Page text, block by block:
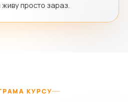
живу просто зараз.
КУРСУ